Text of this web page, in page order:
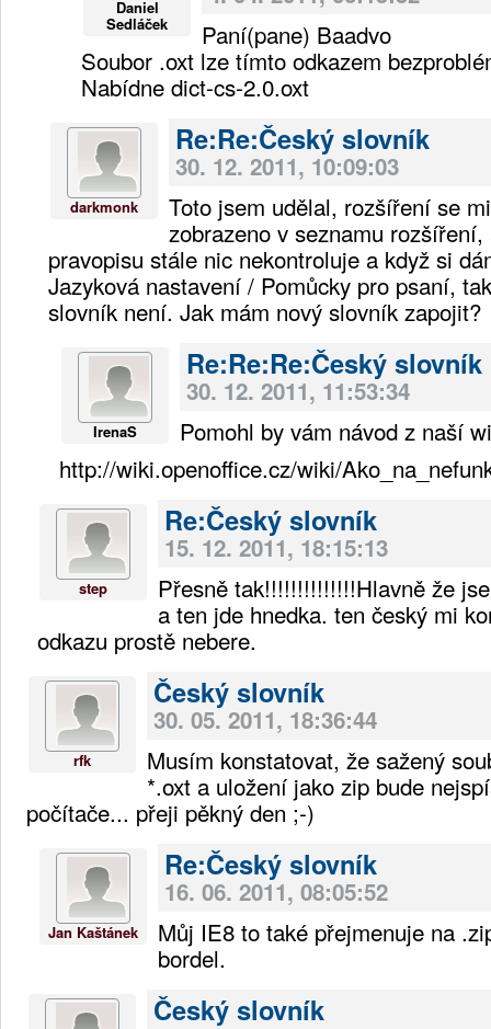
Daniel
Sedláček
Paní(pane) Baadvo
Soubor .oxt lze tímto odkazem
Nabídne dict-cs-2.0.oxt
darkmonk
Re:Re:Český slovník
30. 12. 2011, 10:09:03
Toto jsem udělal, rozšíření se
zobrazeno v seznamu
pravopisu stále nic nekontroluje a když si
Jazyková nastavení / Pomůcky pro psaní,
slovník není. Jak mám nový slovník zapojit?
IrenaS
Re:Re:Re:Český slovník
30. 12. 2011, 11:53:34
Pomohl by vám návod z naší
http://wiki.openoffice.cz/wiki/
step
Re:Český slovník
15. 12. 2011, 18:15:13
Přesně tak!!!!!!!!!!!!!!Hlavně že
a ten jde hnedka. ten český mi
odkazu prostě nebere.
rfk
Český slovník
30. 05. 2011, 18:36:44
Musím konstatovat, že sažený
*.oxt a uložení jako zip bude
počítače... přeji pěkný den ;-)
Jan Kaštánek
Re:Český slovník
16. 06. 2011, 08:05:52
Můj IE8 to také přejmenuje na
bordel.
Český slovník